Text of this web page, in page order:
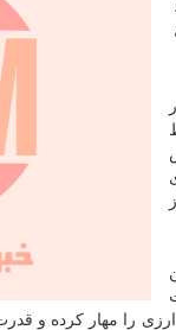
را مهار کرده و